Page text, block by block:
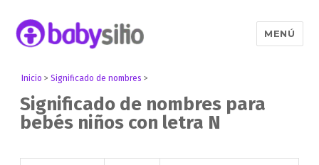
MENÚ
Inicio >Significado de nombres >
Significado de nombres para
bebés niños con letra N